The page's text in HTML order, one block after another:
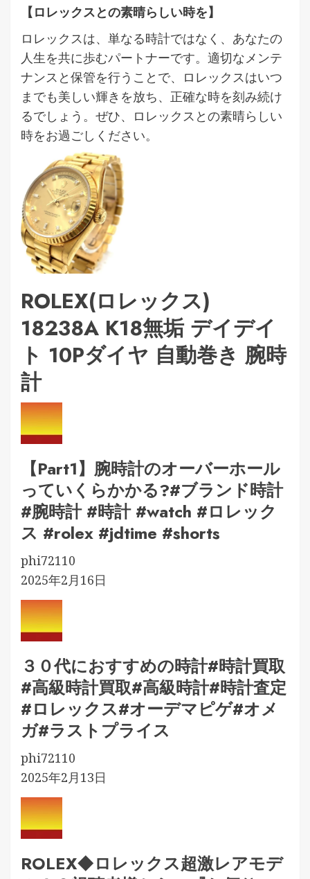
【ロレックスとの素晴らしい時を】
ロレックスは、単なる時計ではなく、あなたの
人生を共に歩むパートナーです。適切なメンテ
ナンスと保管を行うことで、ロレックスはいつ
までも美しい輝きを放ち、正確な時を刻み続け
るでしょう。ぜひ、ロレックスとの素晴らしい
時をお過ごしください。
ROLEX(ロレックス)
18238A K18無垢 デイデイ
ト 10Pダイヤ 自動巻き 腕時
計
【Part1】腕時計のオーバーホール
っていくらかかる?#ブランド時計
#腕時計 #時計 #watch #ロレック
ス #rolex #jdtime #shorts
phi72110
2025年2月16日
３０代におすすめの時計#時計買取
#高級時計買取#高級時計#時計査定
#ロレックス#オーデマピゲ#オメ
ガ#ラストプライス
phi72110
2025年2月13日
ROLEX◆ロレックス超激レアモデ